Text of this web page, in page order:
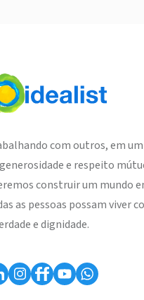
com outros, em
e respeito
construir um mundo
as pessoas possam viver
e dignidade.